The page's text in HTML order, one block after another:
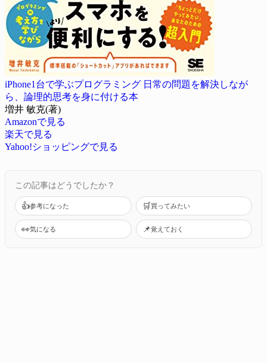
iPhone1台で学ぶプログラミング 日常の問題を解決しなが
ら、論理的思考を身に付ける本
増井 敏克(著)
Amazonで見る
楽天で見る
Yahoo!ショッピングで見る
この記事はどうでしたか？
👍参考になった 🛒買ってみたい
👀気になる 📌覚えておく